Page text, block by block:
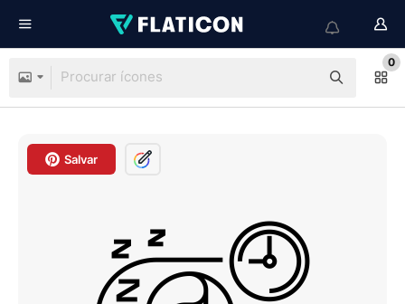
0
Salvar